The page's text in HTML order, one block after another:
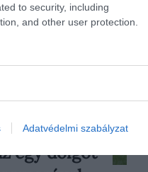
to security, including
and other user protection.
Adatvédelmi szabályzat
és egy
egy dolgot